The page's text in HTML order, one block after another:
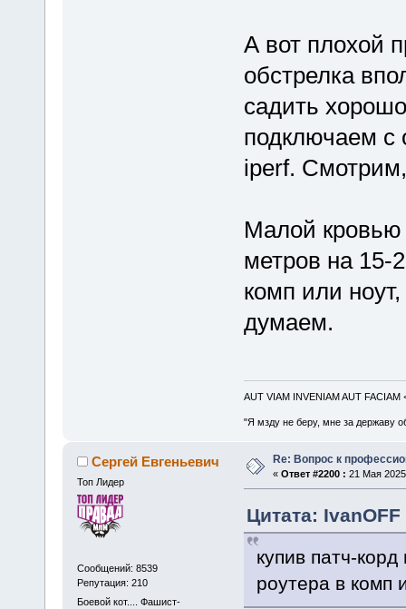
А вот плохой
обстрелка
садить
подключаем с
iperf.
Малой кровью
метров на 15-
комп или
думаем.
AUT VIAM INVENIAM AUT FACIAM
"Я мзду не беру, мне за державу
Сергей Евгеньевич
Топ Лидер
Сообщений: 8539
Репутация: 210
Боевой кот.... Фашист-
Re: Вопрос к
« Ответ #2200 : 21 Мая
Цитата:
купив патч-
роутера в комп